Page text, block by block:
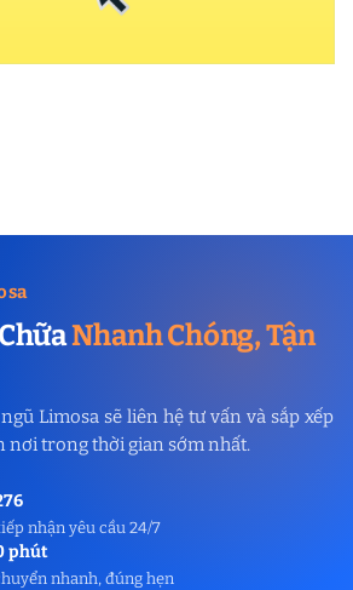
Nhanh Chóng, Tận
Limosa sẽ liên hệ tư vấn và sắp xếp
nơi trong thời gian sớm nhất.
nhận yêu cầu 24/7
phút
nhanh, đúng hẹn